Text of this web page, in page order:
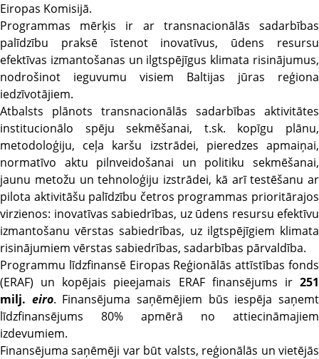
Eiropas Komisijā.
Programmas mērķis ir ar transnacionālās sadarbības
palīdzību praksē īstenot inovatīvus, ūdens resursu
efektīvas izmantošanas un ilgtspējīgus klimata risinājumus,
nodrošinot ieguvumu visiem Baltijas jūras reģiona
iedzīvotājiem.
Atbalsts plānots transnacionālās sadarbības aktivitātes
institucionālo spēju sekmēšanai, t.sk. kopīgu plānu,
metodoloģiju, ceļa karšu izstrādei, pieredzes apmaiņai,
normatīvo aktu pilnveidošanai un politiku sekmēšanai,
jaunu metožu un tehnoloģiju izstrādei, kā arī testēšanu ar
pilota aktivitāšu palīdzību četros programmas prioritārajos
virzienos: inovatīvas sabiedrības, uz ūdens resursu efektīvu
izmantošanu vērstas sabiedrības, uz ilgtspējīgiem klimata
risinājumiem vērstas sabiedrības, sadarbības pārvaldība.
Programmu līdzfinansē Eiropas Reģionālās attīstības fonds
(ERAF) un kopējais pieejamais ERAF finansējums ir 251
milj. eiro. Finansējuma saņēmējiem būs iespēja saņemt
līdzfinansējums 80% apmērā no attiecināmajiem
izdevumiem.
Finansējuma saņēmēji var būt valsts, reģionālās un vietējās